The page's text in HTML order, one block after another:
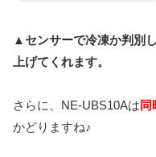
▲センサーで冷凍か判別
上げてくれます。
さらに、NE-UBS10Aは
かどりますね♪